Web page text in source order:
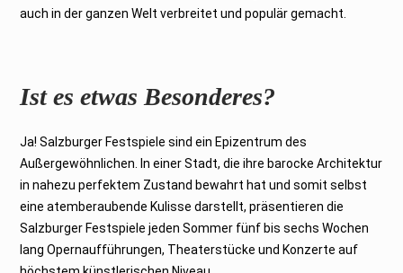
auch in der ganzen Welt verbreitet und populär gemacht.
Ist es etwas Besonderes?
Ja! Salzburger Festspiele sind ein Epizentrum des
Außergewöhnlichen. In einer Stadt, die ihre barocke Architektur
in nahezu perfektem Zustand bewahrt hat und somit selbst
eine atemberaubende Kulisse darstellt, präsentieren die
Salzburger Festspiele jeden Sommer fünf bis sechs Wochen
lang Opernaufführungen, Theaterstücke und Konzerte auf